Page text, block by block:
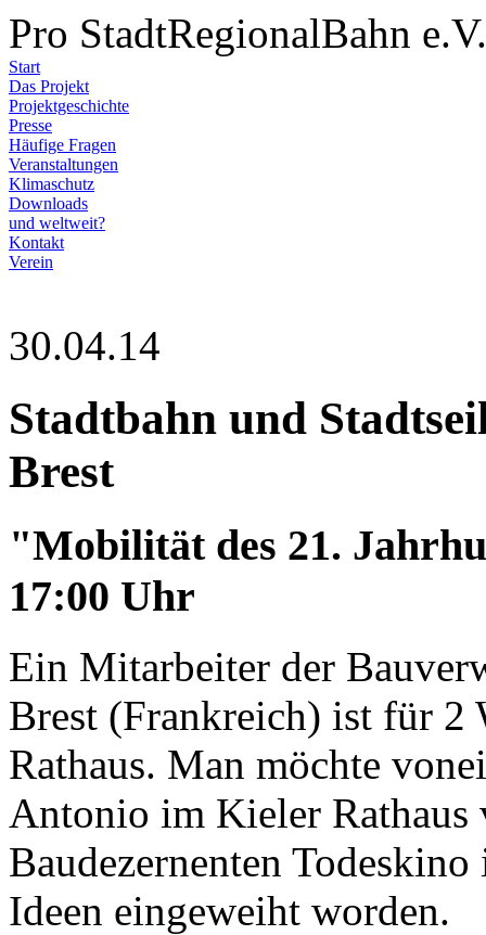
Pro StadtRegionalBahn e.V.
Start
Das Projekt
Projektgeschichte
Presse
Häufige Fragen
Veranstaltungen
Klimaschutz
Downloads
und weltweit?
Kontakt
Verein
30.04.14
Stadtbahn und
Brest
"Mobilität des 21.
17:00 Uhr
Ein Mitarbeiter der
Brest (Frankreich) ist für 2
Rathaus. Man möchte
Antonio im Kieler Rathaus
Baudezernenten
Ideen eingeweiht worden.